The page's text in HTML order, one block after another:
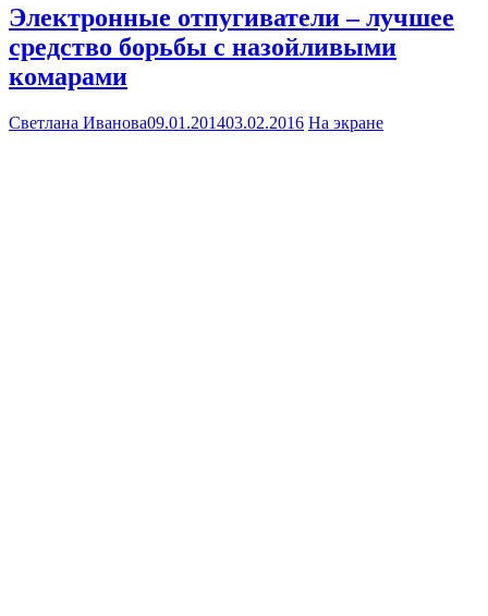
Электронные отпугиватели – лучшее
средство борьбы с назойливыми
комарами
Светлана Иванова09.01.201403.02.2016 На экране